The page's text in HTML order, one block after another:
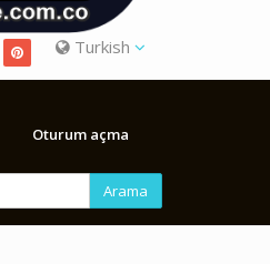
Turkish
Oturum açma
Arama